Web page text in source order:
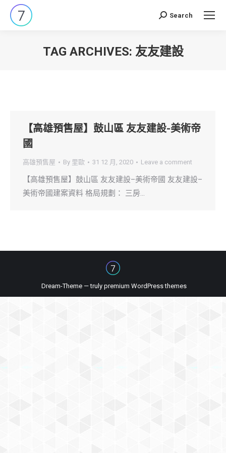
Search:
Search
TAG ARCHIVES: 友友建設
【高雄預售屋】鼓山區 友友建設-美術帝
國
高雄預售屋 By 里歐 31 12 月, 2020 Leave a comment
【高雄預售屋】鼓山區 友友建設–美術帝國 友友建設–
美術帝國建案資料 格局規劃： 三房…
Dream-Theme — truly premium WordPress themes